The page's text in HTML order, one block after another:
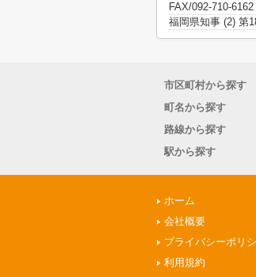
FAX/092-710-6162
福岡県知事 (2) 第
市区町村から探す
町名から探す
路線から探す
駅から探す
ホーム
会社概要
プライバシーポリ
利用規約